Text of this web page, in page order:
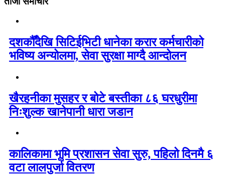
दशकौँदेखि सिटिईभिटी धानेका करार कर्मचारीको
भविष्य अन्योलमा, सेवा सुरक्षा माग्दै आन्दोलन
खैरहनीका मुसहर र बोटे बस्तीका ८६ घरधुरीमा
निःशुल्क खानेपानी धारा जडान
कालिकामा भूमि प्रशासन सेवा सुरु, पहिलो दिनमै ६
वटा लालपुर्जा वितरण